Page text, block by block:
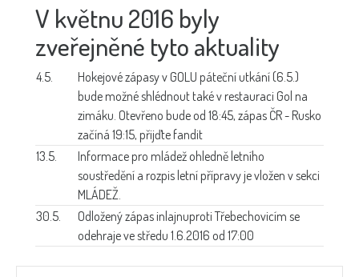
V květnu 2016 byly
zveřejněné tyto aktuality
4.5. Hokejové zápasy v GOLU páteční utkání (6.5.)
bude možné shlédnout také v restauraci Gol na
zimáku. Otevřeno bude od 18:45, zápas ČR - Rusko
začíná 19:15, přijďte fandit
13.5.
Informace pro mládež ohledně letního
soustředění a rozpis letní přípravy je vložen v sekci
MLÁDEŽ.
30.5.
Odložený zápas inlajnuproti Třebechovicím se
odehraje ve středu 1.6.2016 od 17:00